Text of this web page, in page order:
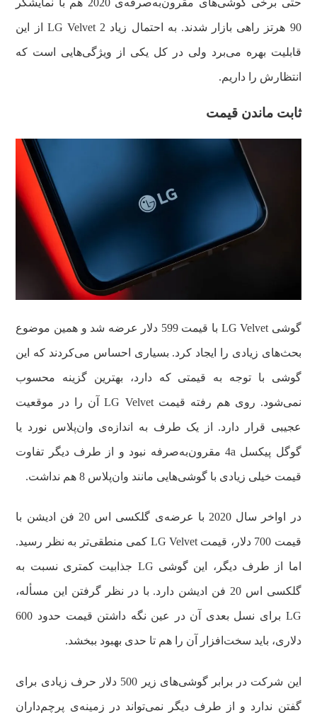
90 هرتز راهی بازار شدند. به احتمال زیاد LG Velvet 2 از این
قابلیت بهره می‌برد ولی در کل یکی از ویژگی‌هایی است که
انتظارش را داریم.
ثابت ماندن قیمت
گوشی LG Velvet با قیمت 599 دلار عرضه شد و همین موضوع
بحث‌های زیادی را ایجاد کرد. بسیاری احساس می‌کردند که این
گوشی با توجه به قیمتی که دارد، بهترین گزینه محسوب
نمی‌شود. روی هم رفته قیمت LG Velvet آن را در موقعیت
عجیبی قرار دارد. از یک طرف به اندازه‌ی وان‌پلاس نورد یا
گوگل پیکسل 4a مقرون‌به‌صرفه نبود و از طرف دیگر تفاوت
قیمت خیلی زیادی با گوشی‌هایی مانند وان‌پلاس 8 هم نداشت.
در اواخر سال 2020 با عرضه‌ی گلکسی اس 20 فن ادیشن با
قیمت 700 دلار، قیمت LG Velvet کمی منطقی‌تر به نظر رسید.
اما از طرف دیگر، این گوشی LG جذابیت کمتری نسبت به
گلکسی اس 20 فن ادیشن دارد. با در نظر گرفتن این مسأله،
LG برای نسل بعدی آن در عین نگه داشتن قیمت حدود 600
دلاری، باید سخت‌افزار آن را هم تا حدی بهبود ببخشد.
این شرکت در برابر گوشی‌های زیر 500 دلار حرف زیادی برای
گفتن ندارد و از طرف دیگر نمی‌تواند در زمینه‌ی پرچم‌داران